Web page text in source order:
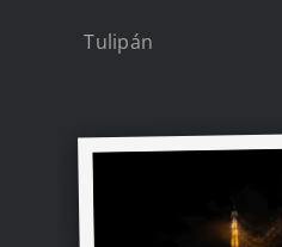
Tulipán